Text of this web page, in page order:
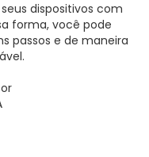
dispositivos com
forma, você pode
passos e de maneira